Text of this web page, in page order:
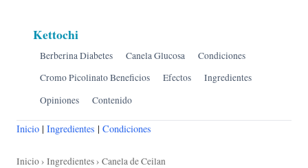
Kettochi
Berberina Diabetes Canela Glucosa
Condiciones
Cromo Picolinato Beneficios
Efectos
Ingredientes
Opiniones
Contenido
Inicio | Ingredientes | Condiciones
Inicio› Ingredientes› Canela de Ceilan